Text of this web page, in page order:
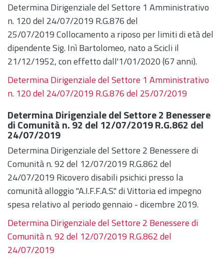
Determina Dirigenziale del Settore 1 Amministrativo
n. 120 del 24/07/2019 R.G.876 del
25/07/2019 Collocamento a riposo per limiti di età del
dipendente Sig. Inì Bartolomeo, nato a Scicli il
21/12/1952, con effetto dall'1/01/2020 (67 anni).
Determina Dirigenziale del Settore 1 Amministrativo
n. 120 del 24/07/2019 R.G.876 del 25/07/2019
Determina Dirigenziale del Settore 2 Benessere
di Comunità n. 92 del 12/07/2019 R.G.862 del
24/07/2019
Determina Dirigenziale del Settore 2 Benessere di
Comunità n. 92 del 12/07/2019 R.G.862 del
24/07/2019 Ricovero disabili psichici presso la
comunità alloggio "A.I.F.F.A.S." di Vittoria ed impegno
spesa relativo al periodo gennaio - dicembre 2019.
Determina Dirigenziale del Settore 2 Benessere di
Comunità n. 92 del 12/07/2019 R.G.862 del
24/07/2019